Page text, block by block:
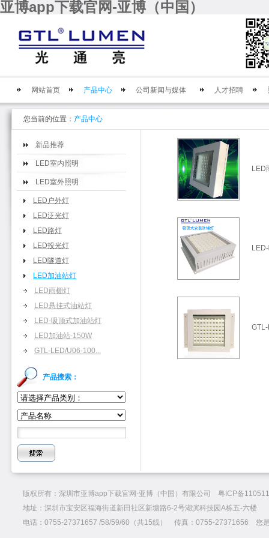
亚博app下载官网-亚博（中国）
网站首页 产品中心 公司新闻与媒体 人才招聘
您当前的位置： 产品中心
新品推荐
LED室内照明
LED室外照明
LED户外灯
LED泛光灯
LED路灯
LED投光灯
LED隧道灯
LED加油站灯
LED雨棚灯
LED悬挂式油站灯
LED-吸顶式加油站灯
LED加油站-150W
GTL-LED/U06-100...
产品搜索：
LED
版权所有：深圳市亚博app下载官网-亚博（中国）有限公司 粤ICP备
地址：深圳市宝安区福海街道新田社区新塘路6-2号湖滨科技园A栋五-六楼
电话：0755-27371657 /58/59/60（共15线） 传真：0755-27371656 您